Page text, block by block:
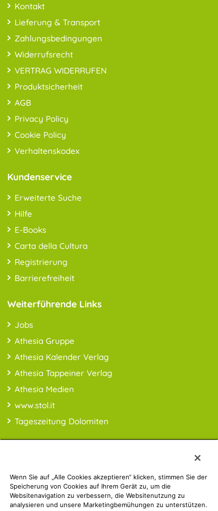
Kontakt
Lieferung & Transport
Zahlungsbedingungen
Widerrufsrecht
VERTRAG WIDERRUFEN
Produktsicherheit
AGB
Privacy Policy
Cookie Policy
Verhaltenskodex
Kundenservice
Erweiterte Suche
Hilfe
E-Books
Carta della Cultura
Registrierung
Barrierefreiheit
Weiterführende Links
Jobs
Athesia Gruppe
Athesia Kalender Verlag
Athesia Tappeiner Verlag
Athesia Medien
www.stol.it
Tageszeitung Dolomiten
PREISINFO:* Alle Preise inkl. MwSt., ggfl. zzgl. Versandkosten
Wenn Sie auf „Alle Cookies akzeptieren“ klicken, stimmen Sie der
Speicherung von Cookies auf Ihrem Gerät zu, um die
Websitenavigation zu verbessern, die Websitenutzung zu
analysieren und unsere Marketingbemühungen zu unterstützen.